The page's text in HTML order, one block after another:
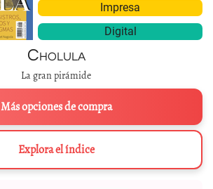
Impresa
Digital
Cholula
La gran pirámide
Más opciones de compra
Explora el índice